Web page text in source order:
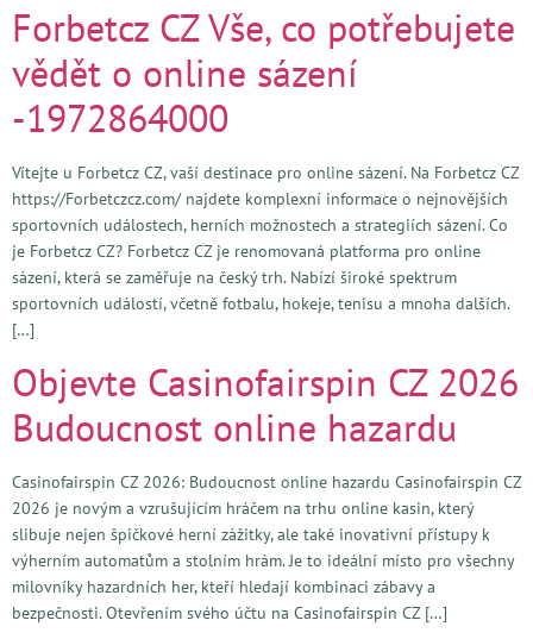
Forbetcz CZ Vše, co potřebujete
vědět o online sázení
-1972864000
Vítejte u Forbetcz CZ, vaší destinace pro online sázení. Na Forbetcz CZ
https://Forbetczcz.com/ najdete komplexní informace o nejnovějších
sportovních událostech, herních možnostech a strategiích sázení. Co
je Forbetcz CZ? Forbetcz CZ je renomovaná platforma pro online
sázení, která se zaměřuje na český trh. Nabízí široké spektrum
sportovních událostí, včetně fotbalu, hokeje, tenisu a mnoha dalších.
[…]
Objevte Casinofairspin CZ 2026
Budoucnost online hazardu
Casinofairspin CZ 2026: Budoucnost online hazardu Casinofairspin CZ
2026 je novým a vzrušujícím hráčem na trhu online kasin, který
slibuje nejen špičkové herní zážitky, ale také inovativní přístupy k
výherním automatům a stolním hrám. Je to ideální místo pro všechny
milovníky hazardních her, kteří hledají kombinaci zábavy a
bezpečnosti. Otevřením svého účtu na Casinofairspin CZ […]